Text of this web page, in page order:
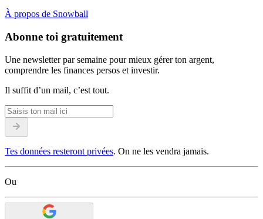
À propos de Snowball
Abonne toi gratuitement
Une newsletter par semaine pour mieux gérer ton argent,
comprendre les finances persos et investir.
Il suffit d’un mail, c’est tout.
Tes données resteront privées. On ne les vendra jamais.
Ou